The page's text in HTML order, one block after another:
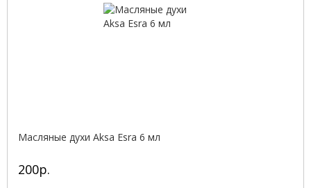
Масляные духи Aksa Esra 6 мл
200р.